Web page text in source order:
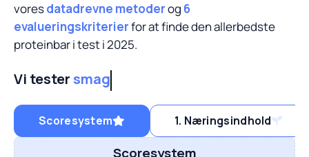
voresdatadrevne metoderog 6
evalueringskriterierfor at finde den allerbedste
proteinbar i test i 2025.
Vi tester smag
Scoresystem 1. Næringsindhold
Scoresystem